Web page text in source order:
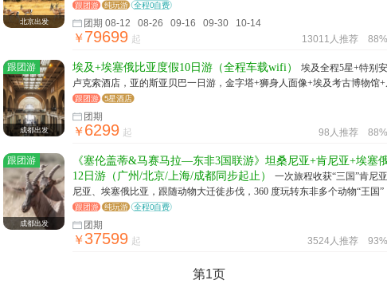
北京出发
跟团游 纯玩游 全程0自费
团期 08-12 08-26 09-16 09-30 10-14
￥79699 起 13011人推荐
跟团游
成都出发
埃及+埃塞俄比亚度假10日游（全程车载wifi）
埃及全程5星+特别
卢克索酒店，亚的斯亚贝巴一日游，金字塔+狮身人面像+埃及考古博物馆
跟团游 5星酒店
团期
￥6299 起 98人推荐
跟团游
成都出发
《塞伦盖蒂&马赛马拉—东非3国联游》坦桑尼亚+肯尼亚+埃塞
12日游（广州/北京/上海/成都同步起止）
一次旅程收获“三国”肯尼
尼亚、埃塞俄比亚，跟随动物大迁徙步伐，360 度玩转东非多个动物“王国”
跟团游 纯玩游 全程0自费
团期
￥37599 起 3524人推荐
第1页